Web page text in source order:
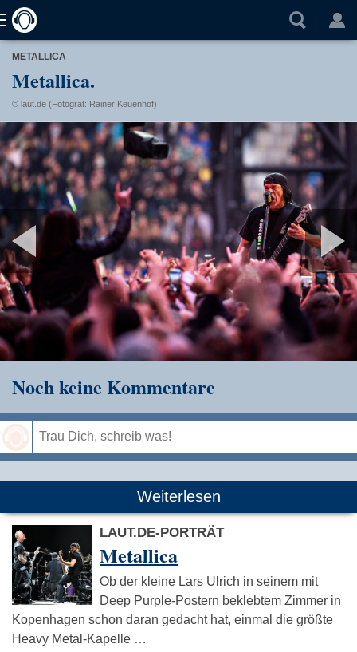
METALLICA
Metallica.
© laut.de (Fotograf: Rainer Keuenhof)
Noch keine Kommentare
Weiterlesen
LAUT.DE-PORTRÄT
Metallica
Ob der kleine Lars Ulrich in seinem mit
Deep Purple-Postern beklebtem Zimmer in
Kopenhagen schon daran gedacht hat, einmal die größte
Heavy Metal-Kapelle …